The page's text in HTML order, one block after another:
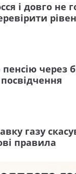
і довго не
через
газу
правила